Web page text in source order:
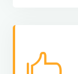
No hay